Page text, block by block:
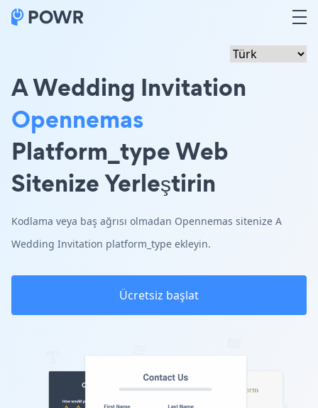
A Wedding Invitation
Opennemas
Platform_type Web
Sitenize Yerleştirin
Kodlama veya baş ağrısı olmadan Opennemas sitenize A
Wedding Invitation platform_type ekleyin.
Ücretsiz başlat